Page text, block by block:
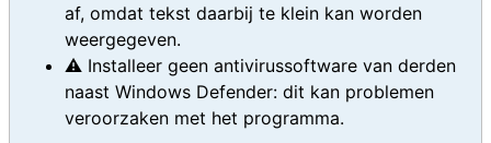
af, omdat tekst daarbij te klein kan worden
weergegeven.
⚠️ Installeer geen antivirussoftware van derden
naast Windows Defender: dit kan problemen
veroorzaken met het programma.